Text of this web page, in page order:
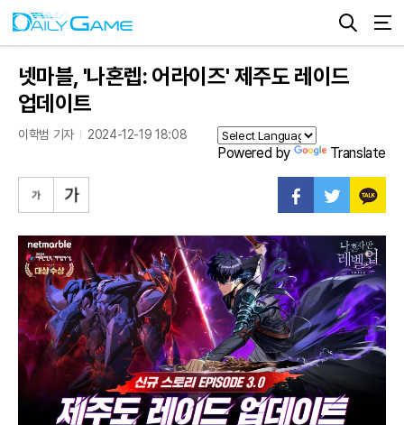
넷마블, '나혼렙: 어라이즈' 제주도 레이드
업데이트
이학범 기자 2024-12-19 18:08
Powered by Translate